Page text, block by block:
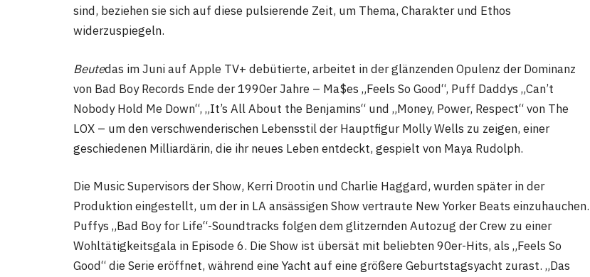
sind, beziehen sie sich auf diese pulsierende Zeit, um Thema, Charakter und Ethos
widerzuspiegeln.
Beutedas im Juni auf Apple TV+ debütierte, arbeitet in der glänzenden Opulenz der Dominanz
von Bad Boy Records Ende der 1990er Jahre – Ma$es „Feels So Good“, Puff Daddys „Can’t
Nobody Hold Me Down“, „It’s All About the Benjamins“ und „Money, Power, Respect“ von The
LOX – um den verschwenderischen Lebensstil der Hauptfigur Molly Wells zu zeigen, einer
geschiedenen Milliardärin, die ihr neues Leben entdeckt, gespielt von Maya Rudolph.
Die Music Supervisors der Show, Kerri Drootin und Charlie Haggard, wurden später in der
Produktion eingestellt, um der in LA ansässigen Show vertraute New Yorker Beats einzuhauchen.
Puffys „Bad Boy for Life“-Soundtracks folgen dem glitzernden Autozug der Crew zu einer
Wohltätigkeitsgala in Episode 6. Die Show ist übersät mit beliebten 90er-Hits, als „Feels So
Good“ die Serie eröffnet, während eine Yacht auf eine größere Geburtstagsyacht zurast. „Das